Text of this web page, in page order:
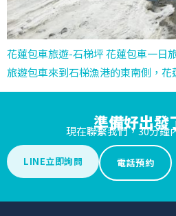
花蓮包車旅遊-石梯坪 花蓮包車一日
旅遊包車來到石梯漁港的東南側，
準備好出發
現在聯繫我們，30分鐘
LINE立即詢問 電話預約